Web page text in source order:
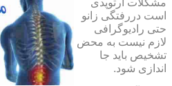
مشکلات ارتوپدی
است دررفتگی زانو
حتی رادیوگرافی
لازم نیست به محض
تشخیص باید جا
اندازی شود.